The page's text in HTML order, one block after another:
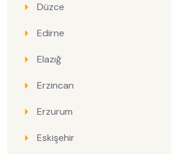
Düzce
Edirne
Elazığ
Erzincan
Erzurum
Eskişehir